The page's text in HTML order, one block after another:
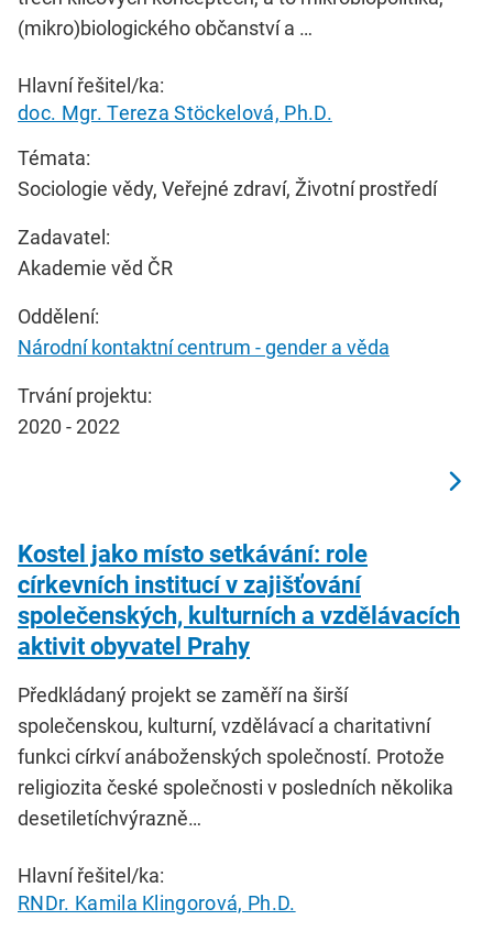
(mikro)biologického občanství a …
Hlavní řešitel/ka:
doc. Mgr. Tereza Stöckelová, Ph.D.
Témata:
Sociologie vědy, Veřejné zdraví, Životní prostředí
Zadavatel:
Akademie věd ČR
Oddělení:
Národní kontaktní centrum - gender a věda
Trvání projektu:
2020 - 2022
Kostel jako místo setkávání: role
církevních institucí v zajišťování
společenských, kulturních a vzdělávacích
aktivit obyvatel Prahy
Předkládaný projekt se zaměří na širší
společenskou, kulturní, vzdělávací a charitativní
funkci církví anáboženských společností. Protože
religiozita české společnosti v posledních několika
desetiletíchvýrazně…
Hlavní řešitel/ka:
RNDr. Kamila Klingorová, Ph.D.